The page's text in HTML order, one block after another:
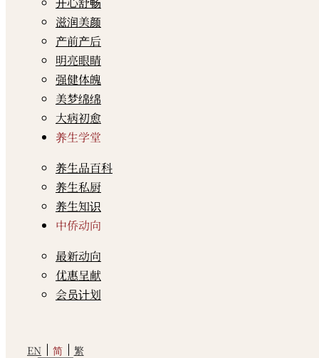
滋润美颜
产前产后
明亮眼睛
强健体魄
美梦绵绵
大病初愈
养生学堂
养生品百科
养生私厨
养生知识
中侨动向
最新动向
优惠呈献
会员计划
EN 简 繁